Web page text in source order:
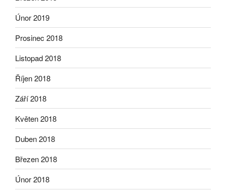
Únor 2019
Prosinec 2018
Listopad 2018
Říjen 2018
Září 2018
Květen 2018
Duben 2018
Březen 2018
Únor 2018